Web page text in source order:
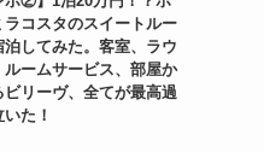
ラコスタのスイートルー
泊してみた。客室、ラウ
ルームサービス、部屋か
ビリーヴ、全てが最高過
た！